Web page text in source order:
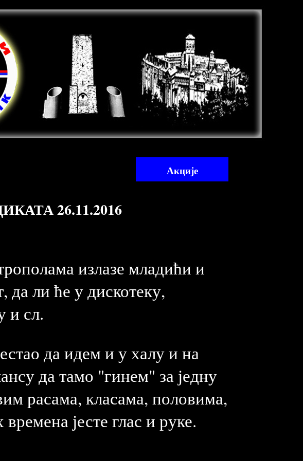
Акције
26.11.2016
излазе младићи и
да ли ће у дискотеку,
и сл.
да идем и у халу и на
да тамо "гинем" за једну
расама, класама, половима,
јесте глас и руке.